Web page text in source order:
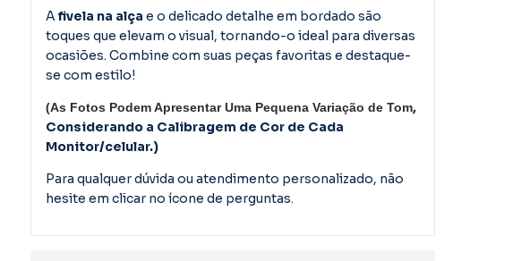
A fivela na alça e o delicado detalhe em bordado são
toques que elevam o visual, tornando-o ideal para diversas
ocasiões. Combine com suas peças favoritas e destaque-
se com estilo!
(As Fotos Podem Apresentar Uma Pequena Variação de Tom,
Considerando a Calibragem de Cor de Cada
Monitor/celular.)
Para qualquer dúvida ou atendimento personalizado, não
hesite em clicar no ícone de perguntas.